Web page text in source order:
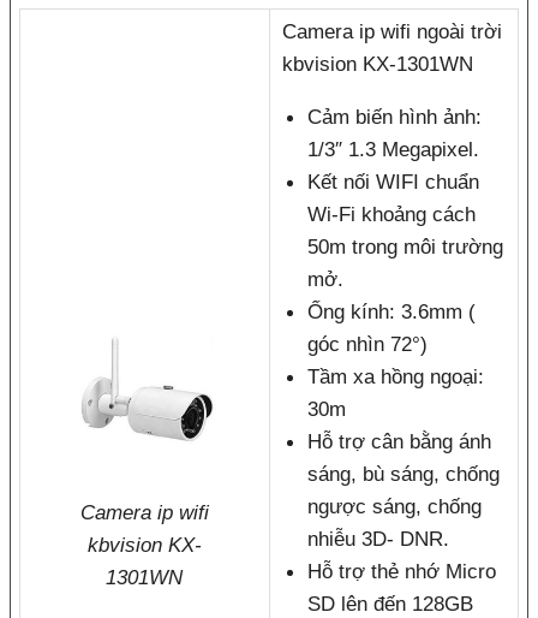
Camera ip wifi
kbvision KX-
1301WN
Camera ip wifi ngoài trời
kbvision KX-1301WN
Cảm biến hình ảnh:
1/3″ 1.3 Megapixel.
Kết nối WIFI chuẩn
Wi-Fi khoảng cách
50m trong môi trường
mở.
Ống kính: 3.6mm (
góc nhìn 72°)
Tầm xa hồng ngoại:
30m
Hỗ trợ cân bằng ánh
sáng, bù sáng, chống
ngược sáng, chống
nhiễu 3D- DNR.
Hỗ trợ thẻ nhớ Micro
SD lên đến 128GB